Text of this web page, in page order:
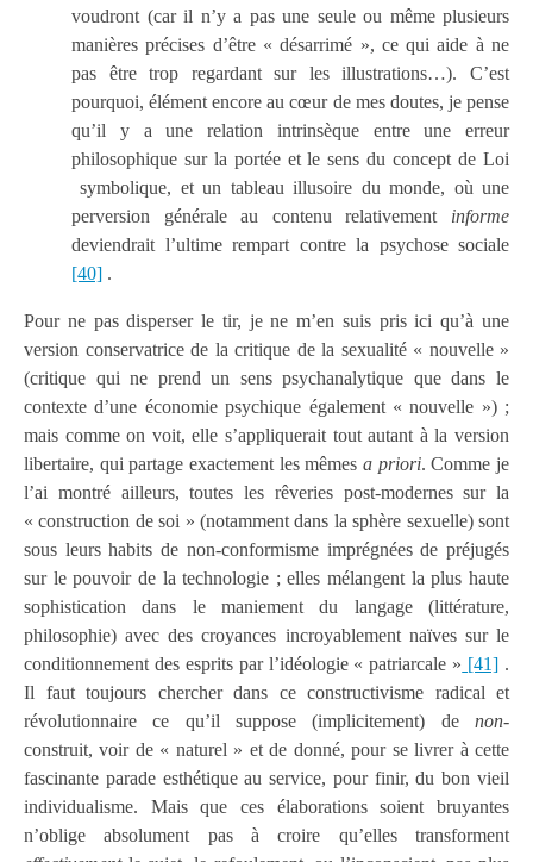
voudront (car il n’y a pas une seule ou même plusieurs
manières précises d’être « désarrimé », ce qui aide à ne
pas être trop regardant sur les illustrations…). C’est
pourquoi, élément encore au cœur de mes doutes, je pense
qu’il y a une relation intrinsèque entre une erreur
philosophique sur la portée et le sens du concept de Loi
symbolique, et un tableau illusoire du monde, où une
perversion générale au contenu relativement informe
deviendrait l’ultime rempart contre la psychose sociale
[40] .
Pour ne pas disperser le tir, je ne m’en suis pris ici qu’à une
version conservatrice de la critique de la sexualité « nouvelle »
(critique qui ne prend un sens psychanalytique que dans le
contexte d’une économie psychique également « nouvelle ») ;
mais comme on voit, elle s’appliquerait tout autant à la version
libertaire, qui partage exactement les mêmes a priori. Comme je
l’ai montré ailleurs, toutes les rêveries post-modernes sur la
« construction de soi » (notamment dans la sphère sexuelle) sont
sous leurs habits de non-conformisme imprégnées de préjugés
sur le pouvoir de la technologie ; elles mélangent la plus haute
sophistication dans le maniement du langage (littérature,
philosophie) avec des croyances incroyablement naïves sur le
conditionnement des esprits par l’idéologie « patriarcale » [41] .
Il faut toujours chercher dans ce constructivisme radical et
révolutionnaire ce qu’il suppose (implicitement) de non-
construit, voir de « naturel » et de donné, pour se livrer à cette
fascinante parade esthétique au service, pour finir, du bon vieil
individualisme. Mais que ces élaborations soient bruyantes
n’oblige absolument pas à croire qu’elles transforment